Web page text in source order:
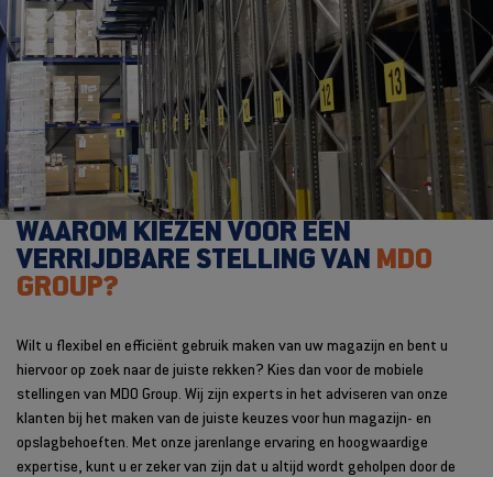
WAAROM KIEZEN VOOR EEN
VERRIJDBARE STELLING VAN
MDO
GROUP?
Wilt u flexibel en efficiënt gebruik maken van uw magazijn en bent u
hiervoor op zoek naar de juiste rekken? Kies dan voor de mobiele
stellingen van MDO Group. Wij zijn experts in het adviseren van onze
klanten bij het maken van de juiste keuzes voor hun magazijn- en
opslagbehoeften. Met onze jarenlange ervaring en hoogwaardige
expertise, kunt u er zeker van zijn dat u altijd wordt geholpen door de